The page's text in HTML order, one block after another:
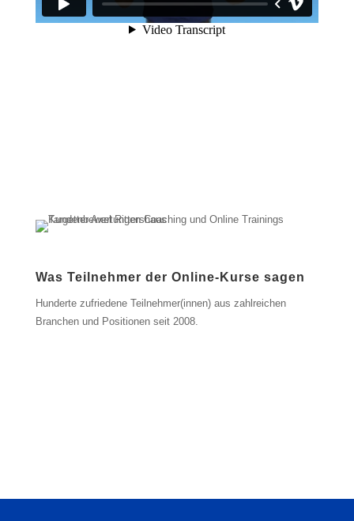
Was Teilnehmer der Online-Kurse sagen
Hunderte zufriedene Teilnehmer(innen) aus zahlreichen
Branchen und Positionen seit 2008.